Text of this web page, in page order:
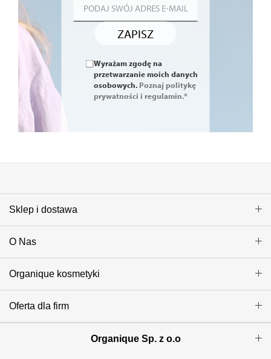
ZAPISZ
Wyrażam zgodę na
przetwarzanie moich danych
osobowych. Poznaj politykę
prywatności i regulamin.*
Sklep i dostawa
O Nas
Organique kosmetyki
Oferta dla firm
Organique Sp. z o.o